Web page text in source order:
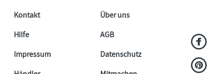
Kontakt
Über uns
Hilfe
AGB
Impressum
Datenschutz